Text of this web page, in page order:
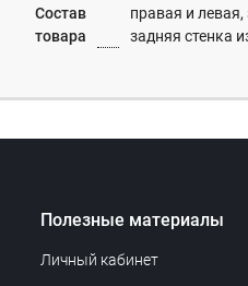
Состав
товара
правая и
задняя
Полезные материалы
Личный кабинет